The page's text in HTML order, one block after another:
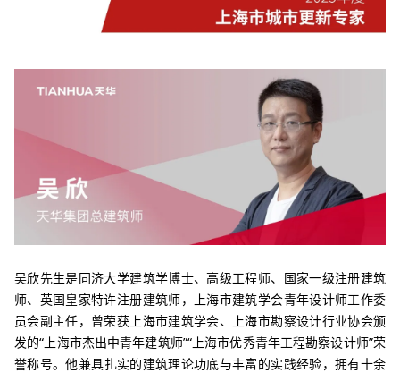
吴欣先生是同济大学建筑学博士、高级工程师、国家一级注册建筑
师、英国皇家特许注册建筑师，上海市建筑学会青年设计师工作委
员会副主任，曾荣获上海市建筑学会、上海市勘察设计行业协会颁
发的“上海市杰出中青年建筑师”“上海市优秀青年工程勘察设计师”荣
誉称号。他兼具扎实的建筑理论功底与丰富的实践经验，拥有十余